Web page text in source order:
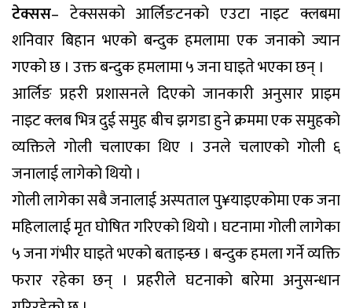
टेक्सस– टेक्ससको आर्लिङटनको एउटा नाइट क्लबमा
शनिवार बिहान भएको बन्दुक हमलामा एक जनाको ज्यान
गएको छ । उक्त बन्दुक हमलामा ५ जना घाइते भएका छन् ।
आर्लिङ प्रहरी प्रशासनले दिएको जानकारी अनुसार प्राइम
नाइट क्लब भित्र दुई समुह बीच झगडा हुने क्रममा एक समुहको
व्यक्तिले गोली चलाएका थिए । उनले चलाएको गोली ६
जनालाई लागेको थियो ।
गोली लागेका सबै जनालाई अस्पताल पु¥याइएकोमा एक जना
महिलालाई मृत घोषित गरिएको थियो । घटनामा गोली लागेका
५ जना गंभीर घाइते भएको बताइन्छ । बन्दुक हमला गर्ने व्यक्ति
फरार रहेका छन् । प्रहरीले घटनाको बारेमा अनुसन्धान